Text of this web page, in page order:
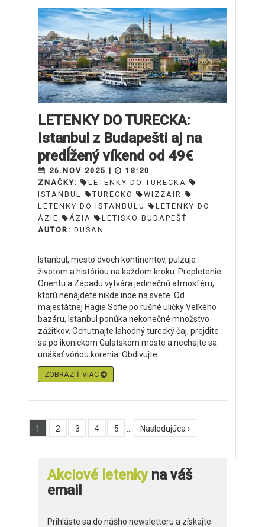
LETENKY DO TURECKA:
Istanbul z Budapešti aj na
predĺžený víkend od 49€
26.NOV 2025 |
18:20
ZNAČKY:
LETENKY DO TURECKA
ISTANBUL
TURECKO
WIZZAIR
LETENKY DO ISTANBULU
LETENKY DO
ÁZIE
ÁZIA
LETISKO BUDAPEŠŤ
AUTOR: DUŠAN
Istanbul, mesto dvoch kontinentov, pulzuje
životom a históriou na každom kroku. Prepletenie
Orientu a Západu vytvára jedinečnú atmosféru,
ktorú nenájdete nikde inde na svete. Od
majestátnej Hagie Sofie po rušné uličky Veľkého
bazáru, Istanbul ponúka nekonečné množstvo
zážitkov. Ochutnajte lahodný turecký čaj, prejdite
sa po ikonickom Galatskom moste a nechajte sa
unášať vôňou korenia. Obdivujte ...
ZOBRAZIŤ VIAC
1 2 3 4 5 Nasledujúca ›
Akciové letenkyna váš
email
Prihláste sa do nášho newsletteru a získajte